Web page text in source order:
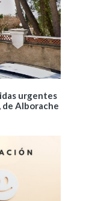
urgentes
de Alborache